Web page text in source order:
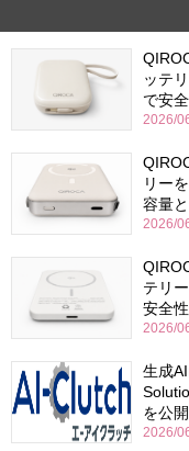
ッテ
で安
2026/
リー
容量
2026/
テリ
安全
2026/
生成
を公開
2026/